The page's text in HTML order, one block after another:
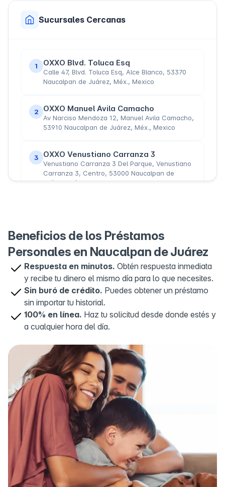
Sucursales Cercanas
1 OXXO Blvd. Toluca Esq
Calle 47, Blvd. Toluca Esq, Alce Blanco, 53370
Naucalpan de Juárez, Méx., Mexico
2 OXXO Manuel Avila Camacho
Av Narciso Mendoza 12, Manuel Avila Camacho,
53910 Naucalpan de Juárez, Méx., Mexico
3 OXXO Venustiano Carranza 3
Venustiano Carranza 3 Del Parque, Venustiano
Carranza 3, Centro, 53000 Naucalpan de
Juárez, Méx., Mexico
53530 Naucalpan de Juárez, Méx., Mexico
5 OXXO C. Isabel La Católica
Jardin 17, C. Isabel La Católica, Centro, 53000
Naucalpan de Juárez, Méx., Mexico
Beneficios de los Préstamos
Personales en Naucalpan de Juárez
Respuesta en minutos. Obtén respuesta inmediata
y recibe tu dinero el mismo día para lo que necesites.
Sin buró de crédito. Puedes obtener un préstamo
sin importar tu historial.
100% en línea. Haz tu solicitud desde donde estés y
a cualquier hora del día.